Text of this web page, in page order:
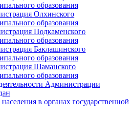
образования
Олхинского
образования
Подкаменского
образования
Баклашинского
образования
Шаманского
образования
Администрации
в органах государственной